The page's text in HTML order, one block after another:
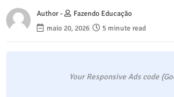
Author -
Fazendo Educação
maio 20, 2026
5 minute read
Your Responsive Ads code